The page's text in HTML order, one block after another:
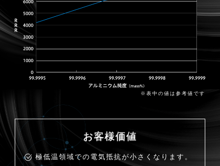
※表中の値は参考値です
お客様価値
極低温領域での電気抵抗が小さくなります。